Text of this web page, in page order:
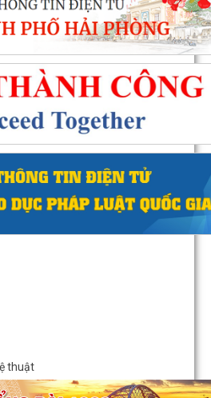
thuật
và trao giải Cuộc thi chính luận về
năm...
Hoàng (phường Hồng Bàng) tăng kiến
nước...
kiến thức về an toàn thực phẩm cho
uống,...